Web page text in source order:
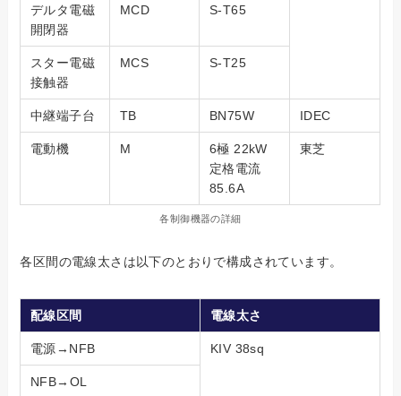
デルタ電磁
開閉器
MCD S-T65
スター電磁
接触器
MCS S-T25
中継端子台 TB BN75W IDEC
電動機 M
6極 22kW
定格電流
85.6A
東芝
各制御機器の詳細
各区間の電線太さは以下のとおりで構成されています。
配線区間 電線太さ
電源→NFB KIV 38sq
NFB→OL